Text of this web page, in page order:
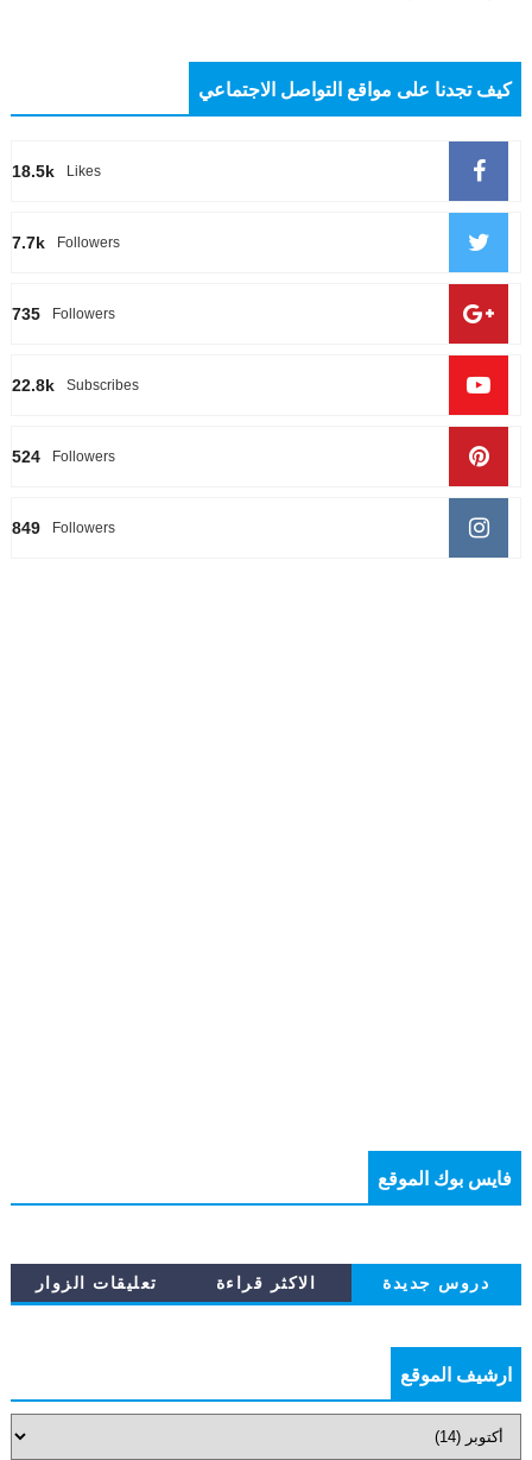
كيف تجدنا على مواقع التواصل الاجتماعي
18.5k Likes
7.7k Followers
735 Followers
22.8k Subscribes
524 Followers
849 Followers
فايس بوك الموقع
دروس جديدة الاكثر قراءة تعليقات الزوار
ارشيف الموقع